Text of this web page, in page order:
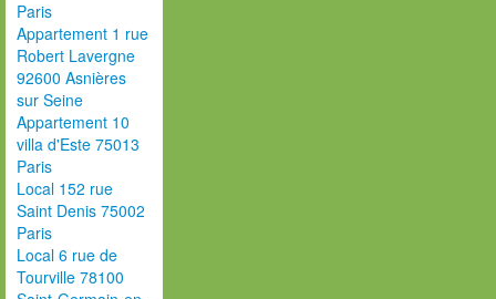
Paris
Appartement 1 rue
Robert Lavergne
92600 Asnières
sur Seine
Appartement 10
villa d'Este 75013
Paris
Local 152 rue
Saint Denis 75002
Paris
Local 6 rue de
Tourville 78100